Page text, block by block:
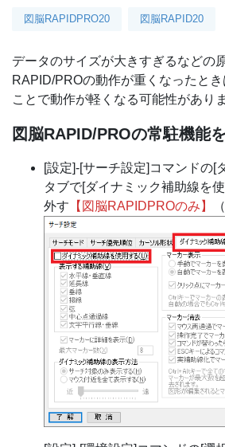
図脳RAPIDPRO20 図脳RAPID20
データのサイズが大きすぎるなどの
RAPID/PROの動作が重くなったと
ことで動作が軽くなる可能性がありま
図脳RAPID/PROの常駐機能
[設定]-[サーチ設定]コマンドの[
タブで[ダイナミック補助線を
外す 【図脳RAPIDPROのみ】